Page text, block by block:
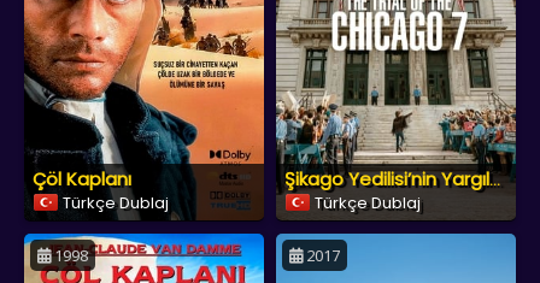
Çöl Kaplanı
Türkçe Dublaj
Şikago Yedilisi’nin Yargılanması
Türkçe Dublaj
1998 2017